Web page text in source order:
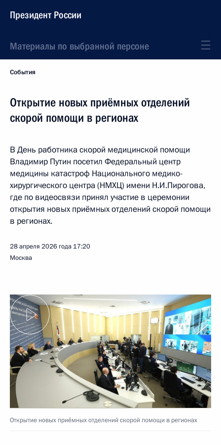
Президент России
Материалы по выбранной персоне
События
Открытие новых приёмных отделений
скорой помощи в регионах
В День работника скорой медицинской помощи
Владимир Путин посетил Федеральный центр
медицины катастроф Национального медико-
хирургического центра (НМХЦ) имени Н.И.Пирогова,
где по видеосвязи принял участие в церемонии
открытия новых приёмных отделений скорой помощи
в регионах.
28 апреля 2026 года 17:20
Москва
Открытие новых приёмных отделений скорой помощи в регионах